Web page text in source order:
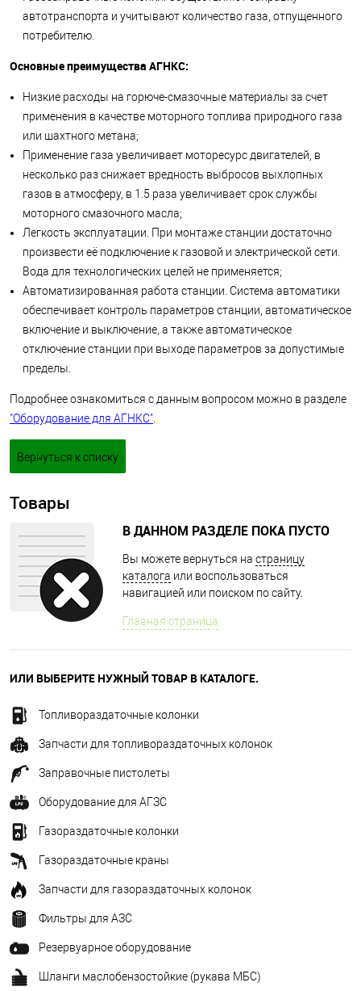
автотранспорта и учитывают количество газа, отпущенного
потребителю.
Основные преимущества АГНКС:
Низкие расходы на горюче-смазочные материалы за счет
применения в качестве моторного топлива природного газа
или шахтного метана;
Применение газа увеличивает моторесурс двигателей, в
несколько раз снижает вредность выбросов выхлопных
газов в атмосферу, в 1.5 раза увеличивает срок службы
моторного смазочного масла;
Легкость эксплуатации. При монтаже станции достаточно
произвести её подключение к газовой и электрической сети.
Вода для технологических целей не применяется;
Автоматизированная работа станции. Система автоматики
обеспечивает контроль параметров станции, автоматическое
включение и выключение, а также автоматическое
отключение станции при выходе параметров за допустимые
пределы.
Подробнее ознакомиться с данным вопросом можно в разделе
"Оборудование для АГНКС".
Вернуться к списку
Товары
В ДАННОМ РАЗДЕЛЕ ПОКА ПУСТО
Вы можете вернуться на страницу
каталога или воспользоваться
навигацией или поиском по сайту.
Главная страница
ИЛИ ВЫБЕРИТЕ НУЖНЫЙ ТОВАР В КАТАЛОГЕ.
Топливораздаточные колонки
Запчасти для топливораздаточных колонок
Заправочные пистолеты
Оборудование для АГЗС
Газораздаточные колонки
Газораздаточные краны
Запчасти для газораздаточных колонок
Фильтры для АЗС
Резервуарное оборудование
Шланги маслобензостойкие (рукава МБС)